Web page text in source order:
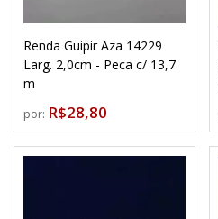
Renda Guipir Aza 14229
Larg. 2,0cm - Peca c/ 13,7
m
por: R$28,80